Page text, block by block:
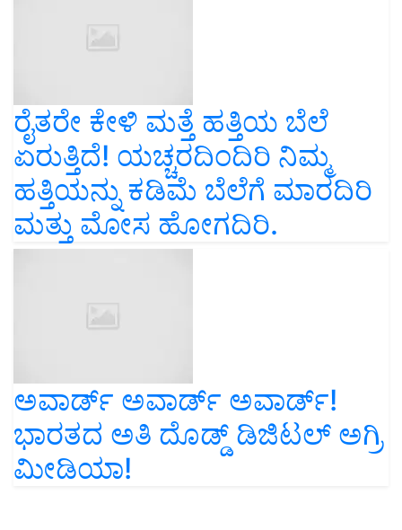
ರೈತರೇ ಕೇಳಿ ಮತ್ತೆ ಹತ್ತಿಯ ಬೆಲೆ
ಏರುತ್ತಿದೆ! ಯಚ್ಚರದಿಂದಿರಿ ನಿಮ್ಮ
ಹತ್ತಿಯನ್ನು ಕಡಿಮೆ ಬೆಲೆಗೆ ಮಾರದಿರಿ
ಮತ್ತು ಮೋಸ ಹೋಗದಿರಿ.
ಅವಾರ್ಡ್ ಅವಾರ್ಡ್ ಅವಾರ್ಡ್!
ಭಾರತದ ಅತಿ ದೊಡ್ಡ್ ಡಿಜಿಟಲ್ ಅಗ್ರಿ
ಮೀಡಿಯಾ!